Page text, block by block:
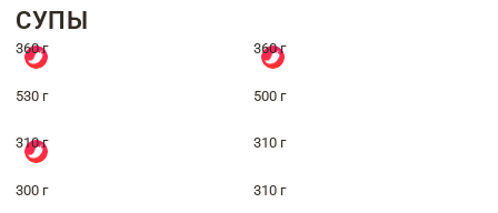
СУПЫ
360 г 360 г
530 г 500 г
310 г 310 г
300 г 310 г